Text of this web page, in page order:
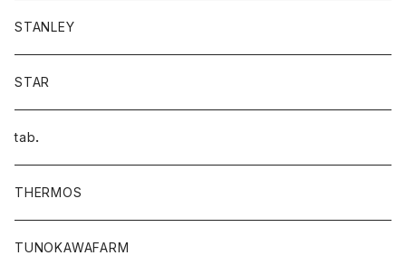
STANLEY
STAR
tab．
THERMOS
TUNOKAWAFARM